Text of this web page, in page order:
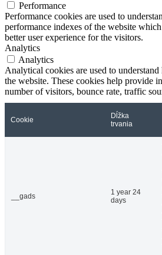
Performance
Performance cookies are used to
performance indexes of the website
better user experience for the visitors.
Analytics
Analytics
Analytical cookies are used to
the website. These cookies help provide
number of visitors, bounce rate, traffic
Cookie
Dĺžka
trvania
__gads
1 year 24
days